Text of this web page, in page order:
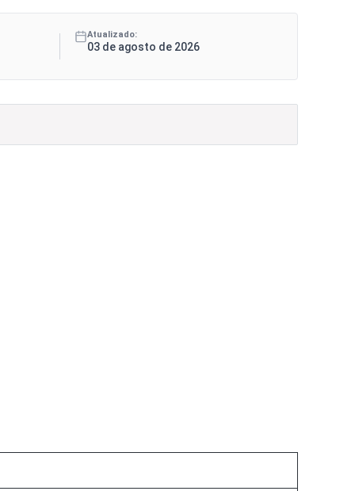
Atualizado:
03 de agosto de 2026